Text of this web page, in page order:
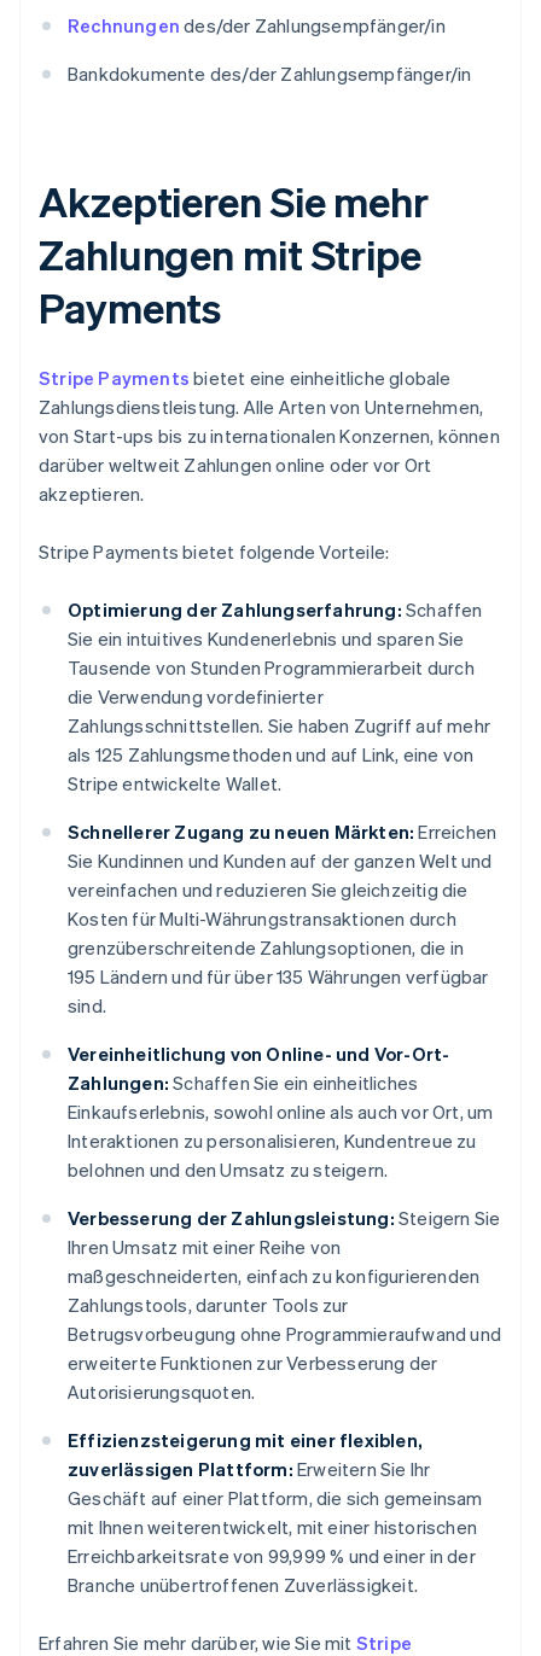
Rechnungen des/der Zahlungsempfänger/in
Bankdokumente des/der Zahlungsempfänger/in
Akzeptieren Sie mehr
Zahlungen mit Stripe
Payments
Stripe Payments bietet eine einheitliche globale
Zahlungsdienstleistung. Alle Arten von Unternehmen,
von Start-ups bis zu internationalen Konzernen, können
darüber weltweit Zahlungen online oder vor Ort
akzeptieren.
Stripe Payments bietet folgende Vorteile:
Optimierung der Zahlungserfahrung: Schaffen
Sie ein intuitives Kundenerlebnis und sparen Sie
Tausende von Stunden Programmierarbeit durch
die Verwendung vordefinierter
Zahlungsschnittstellen. Sie haben Zugriff auf mehr
als 125 Zahlungsmethoden und auf Link, eine von
Stripe entwickelte Wallet.
Schnellerer Zugang zu neuen Märkten: Erreichen
Sie Kundinnen und Kunden auf der ganzen Welt und
vereinfachen und reduzieren Sie gleichzeitig die
Kosten für Multi-Währungstransaktionen durch
grenzüberschreitende Zahlungsoptionen, die in
195 Ländern und für über 135 Währungen verfügbar
sind.
Vereinheitlichung von Online- und Vor-Ort-
Zahlungen: Schaffen Sie ein einheitliches
Einkaufserlebnis, sowohl online als auch vor Ort, um
Interaktionen zu personalisieren, Kundentreue zu
belohnen und den Umsatz zu steigern.
Verbesserung der Zahlungsleistung: Steigern Sie
Ihren Umsatz mit einer Reihe von
maßgeschneiderten, einfach zu konfigurierenden
Zahlungstools, darunter Tools zur
Betrugsvorbeugung ohne Programmieraufwand und
erweiterte Funktionen zur Verbesserung der
Autorisierungsquoten.
Effizienzsteigerung mit einer flexiblen,
zuverlässigen Plattform: Erweitern Sie Ihr
Geschäft auf einer Plattform, die sich gemeinsam
mit Ihnen weiterentwickelt, mit einer historischen
Erreichbarkeitsrate von 99,999 % und einer in der
Branche unübertroffenen Zuverlässigkeit.
Erfahren Sie mehr darüber, wie Sie mit Stripe